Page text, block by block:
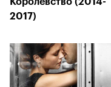
2017)